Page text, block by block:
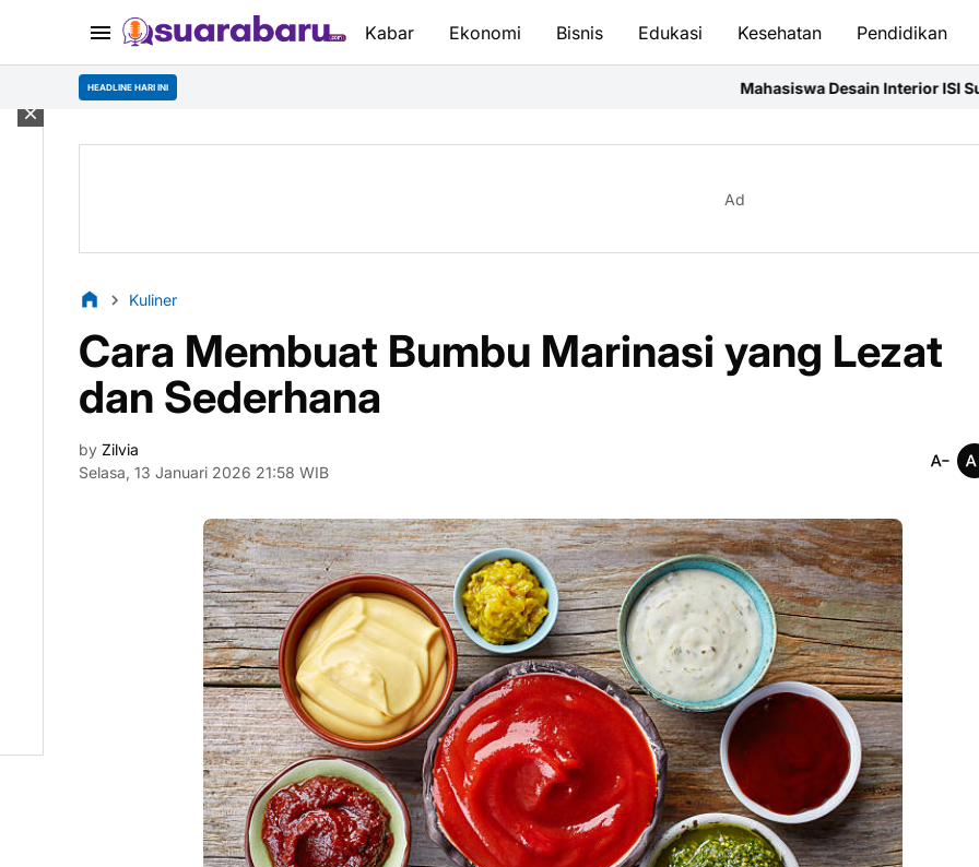
Kabar Ekonomi Bisnis Edukasi Kesehatan Pendidikan
HEADLINE HARI INI Mahasiswa Desain Interior ISI Surakarta Asah
Ad
Kuliner
Cara Membuat Bumbu Marinasi yang Lezat
dan Sederhana
by Zilvia
Selasa, 13 Januari 2026 21:58 WIB